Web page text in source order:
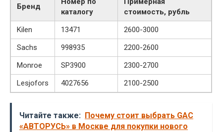
Бренд
каталогу
стоимость, рубль
Kilen
13471
2600-3000
Sachs
998935
2200-2600
Monroe
SP3900
2300-2700
Lesjofors
4027656 2100-2500
Читайте также: Почему стоит выбрать GAC
«АВТОРУСЬ» в Москве для покупки нового